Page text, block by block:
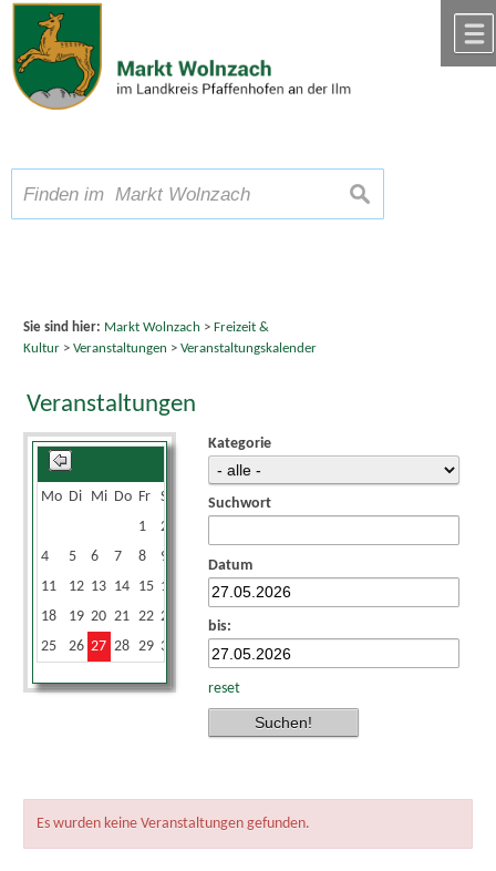
Zum Inhalt,zur Navigation
Schriftgröße A A A suchen
Sie sind hier: Markt Wolnzach > Freizeit &
Kultur> Veranstaltungen > Veranstaltungskalender
Veranstaltungen
Mo Di Mi Do Fr Sa
1
2
4
5 6 7 8 9
11
12 13 14 15 16
18
19 20 21 22 23
25
26 27 28 29 30
Kategorie
Suchwort
Datum
bis:
reset
Es wurden keine Veranstaltungen gefunden.